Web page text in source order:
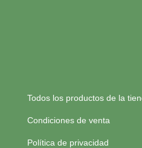
Todos los productos de la
Condiciones de venta
Política de privacidad